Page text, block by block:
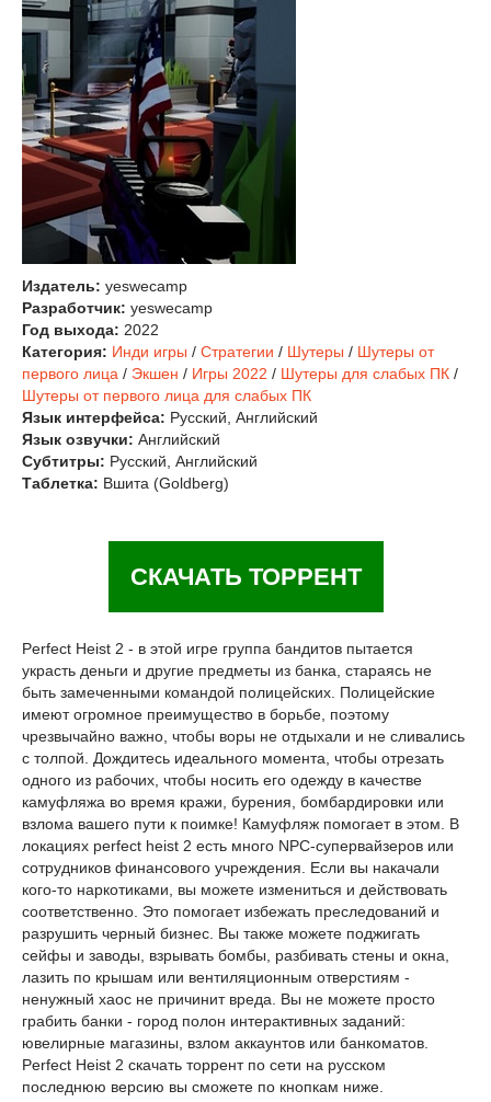
Издатель: yeswecamp
Разработчик: yeswecamp
Год выхода: 2022
Категория: Инди игры / Стратегии / Шутеры / Шутеры от
первого лица / Экшен / Игры 2022 / Шутеры для слабых ПК /
Шутеры от первого лица для слабых ПК
Язык интерфейса: Русский, Английский
Язык озвучки: Английский
Субтитры: Русский, Английский
Таблетка: Вшита (Goldberg)
СКАЧАТЬ ТОРРЕНТ
Perfect Heist 2 - в этой игре группа бандитов пытается
украсть деньги и другие предметы из банка, стараясь не
быть замеченными командой полицейских. Полицейские
имеют огромное преимущество в борьбе, поэтому
чрезвычайно важно, чтобы воры не отдыхали и не сливались
с толпой. Дождитесь идеального момента, чтобы отрезать
одного из рабочих, чтобы носить его одежду в качестве
камуфляжа во время кражи, бурения, бомбардировки или
взлома вашего пути к поимке! Камуфляж помогает в этом. В
локациях perfect heist 2 есть много NPC-супервайзеров или
сотрудников финансового учреждения. Если вы накачали
кого-то наркотиками, вы можете измениться и действовать
соответственно. Это помогает избежать преследований и
разрушить черный бизнес. Вы также можете поджигать
сейфы и заводы, взрывать бомбы, разбивать стены и окна,
лазить по крышам или вентиляционным отверстиям -
ненужный хаос не причинит вреда. Вы не можете просто
грабить банки - город полон интерактивных заданий:
ювелирные магазины, взлом аккаунтов или банкоматов.
Perfect Heist 2 скачать торрент по сети на русском
последнюю версию вы сможете по кнопкам ниже.